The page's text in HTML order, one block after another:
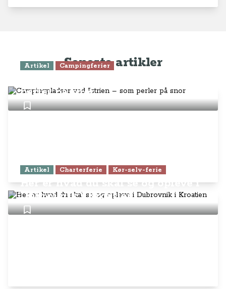
Seneste artikler
Artikel Campingferier
perler på snor
Artikel Charterferie Kør-selv-ferie
Her er hvad du skal se og opleve i
Dubrovnik i Kroatien